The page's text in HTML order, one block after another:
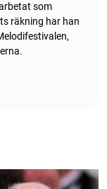
som
räkning har han